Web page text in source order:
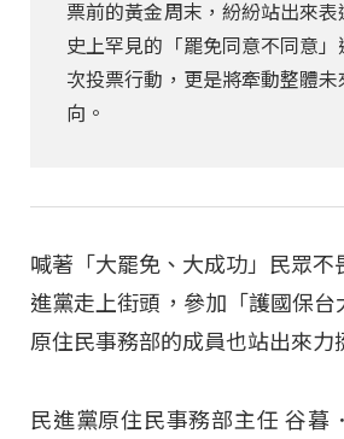
票前的黃金周末，紛紛站出來
史上罕見的「罷免同意不同意
次投票行動，更是將牽動整體
向。
喊著「大罷免、大成功」民眾不
進黨走上街頭，參加「護國保
原住民事務部的成員也站出來力
民進黨原住民事務部主任 谷暮